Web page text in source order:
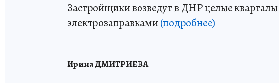
Застройщики возведут в ДНР целые
электрозаправками(подробнее)
Ирина ДМИТРИЕВА